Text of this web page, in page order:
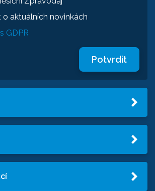
o aktuálních novinkách
GDPR
Potvrdit